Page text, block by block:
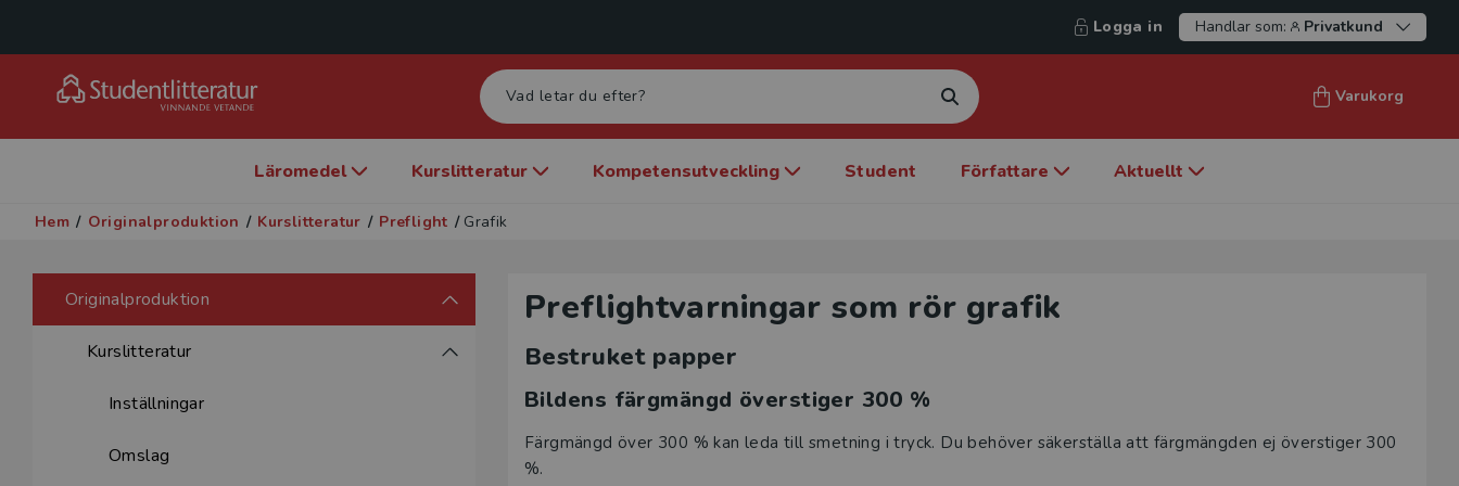
Logga in Handlar som: Privatkund
Varukorg
Läromedel Kurslitteratur Kompetensutveckling Student Författare Aktuellt
Hem / Originalproduktion / Kurslitteratur / Preflight / Grafik
Originalproduktion
Kurslitteratur
Inställningar
Omslag
Preflightvarningar som rör grafik
Bestruket papper
Bildens färgmängd överstiger 300 %
Färgmängd över 300 % kan leda till smetning i tryck. Du behöver säkerställa att färgmängden ej överstiger 300
%.